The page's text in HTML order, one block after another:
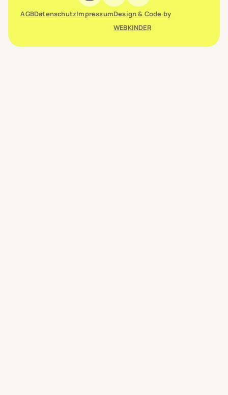
AGBDatenschutzImpressumDesign & Code by
WEBKINDER